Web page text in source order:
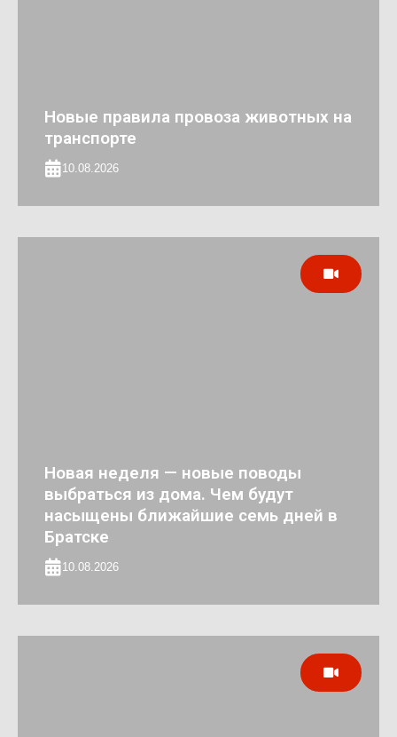
Новые правила провоза животных на
транспорте
10.08.2026
Новая неделя — новые поводы
выбраться из дома. Чем будут
насыщены ближайшие семь дней в
Братске
10.08.2026